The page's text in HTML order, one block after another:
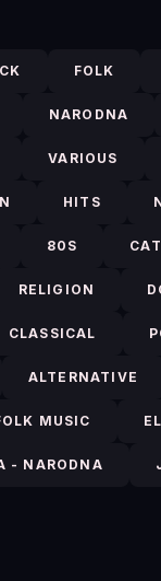
FOLK
NARODNA
VARIOUS
HITS
80S
RELIGION
CLASSICAL
ALTERNATIVE
MUSIC
- NARODNA